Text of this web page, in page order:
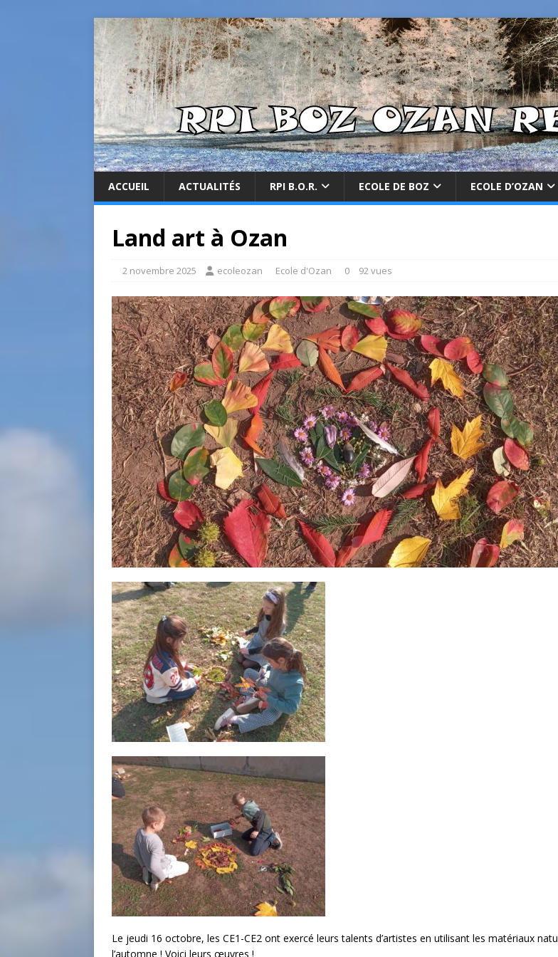
ACCUEIL ACTUALITÉS RPI B.O.R. ECOLE DE BOZ ECOLE D’OZAN
Land art à Ozan
2 novembre 2025 ecoleozan Ecole d'Ozan 0 92 vues
Le jeudi 16 octobre, les CE1-CE2 ont exercé leurs talents d’artistes en utilisant les matériaux
l’automne ! Voici leurs œuvres !